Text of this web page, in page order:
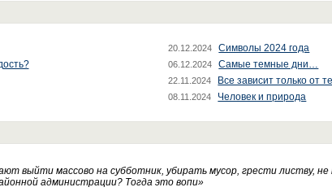
20.12.2024 Символы 2024 года
06.12.2024 Самые темные дни…
22.11.2024 Все зависит только от
08.11.2024 Человек и природа
выйти массово на субботник, убирать мусор, грести листву,
администрации? Тогда это вопи»